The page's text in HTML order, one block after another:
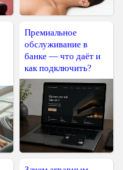
Премиальное
обслуживание в
банке — что даёт и
как подключить?